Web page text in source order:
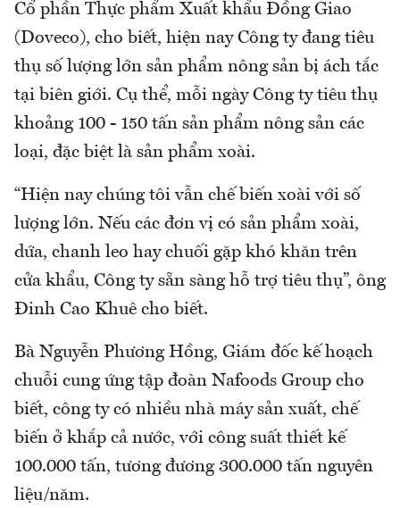
Cổ phần Thực phẩm Xuất khẩu Đồng Giao
(Doveco), cho biết, hiện nay Công ty đang tiêu
thụ số lượng lớn sản phẩm nông sản bị ách tắc
tại biên giới. Cụ thể, mỗi ngày Công ty tiêu thụ
khoảng 100 - 150 tấn sản phẩm nông sản các
loại, đặc biệt là sản phẩm xoài.
“Hiện nay chúng tôi vẫn chế biến xoài với số
lượng lớn. Nếu các đơn vị có sản phẩm xoài,
dứa, chanh leo hay chuối gặp khó khăn trên
cửa khẩu, Công ty sẵn sàng hỗ trợ tiêu thụ”, ông
Đinh Cao Khuê cho biết.
Bà Nguyễn Phương Hồng, Giám đốc kế hoạch
chuỗi cung ứng tập đoàn Nafoods Group cho
biết, công ty có nhiều nhà máy sản xuất, chế
biến ở khắp cả nước, với công suất thiết kế
100.000 tấn, tương đương 300.000 tấn nguyên
liệu/năm.